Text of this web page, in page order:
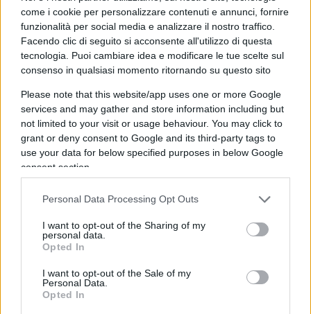
come i cookie per personalizzare contenuti e annunci, fornire
funzionalità per social media e analizzare il nostro traffico.
Facendo clic di seguito si acconsente all'utilizzo di questa
tecnologia. Puoi cambiare idea e modificare le tue scelte sul
consenso in qualsiasi momento ritornando su questo sito
Please note that this website/app uses one or more Google
services and may gather and store information including but
not limited to your visit or usage behaviour. You may click to
grant or deny consent to Google and its third-party tags to
use your data for below specified purposes in below Google
consent section.
Personal Data Processing Opt Outs
I want to opt-out of the Sharing of my
personal data.
Opted In
I want to opt-out of the Sale of my
Personal Data.
Opted In
Nei giorno scorso un delegato di Gedi aveva
informato i comitati di redazione delle trattative in
corso per smentire che, oltre ad Antenna Group, ci
fosse un dialogo in corso anche con Leonardo
Maria Del Vecchio. Ufficializzata l’intenzione di
Exor di vendere, i giornalisti si dicono “pronti a
una stagione di lotta duraa tutela del perimetro
delle lavoratrici e dei lavoratori e dell’identità del
nostro giornale a fronte della cessione ad un
gruppo straniero, senza alcuna esperienza nel già
progetto industriale è al momento sconosciuto.
Per questo riteniamo intanto indispensabile che i
vertici di Gedi mettano immediatamente sul
tavolo delle trattative con l’acquirente garanzie sul
mantenimento dei livelli occupazionali e sulla